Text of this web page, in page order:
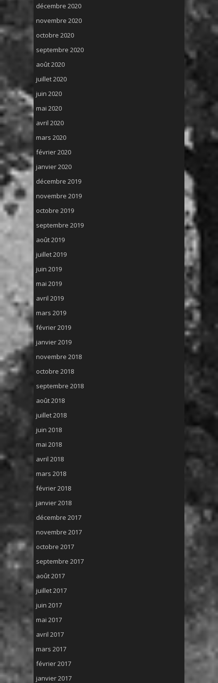
décembre 2020
novembre 2020
octobre 2020
septembre 2020
août 2020
juillet 2020
juin 2020
mai 2020
avril 2020
mars 2020
février 2020
janvier 2020
décembre 2019
novembre 2019
octobre 2019
septembre 2019
août 2019
juillet 2019
juin 2019
mai 2019
avril 2019
mars 2019
février 2019
janvier 2019
novembre 2018
octobre 2018
septembre 2018
août 2018
juillet 2018
juin 2018
mai 2018
avril 2018
mars 2018
février 2018
janvier 2018
décembre 2017
novembre 2017
octobre 2017
septembre 2017
août 2017
juillet 2017
juin 2017
mai 2017
avril 2017
mars 2017
février 2017
janvier 2017